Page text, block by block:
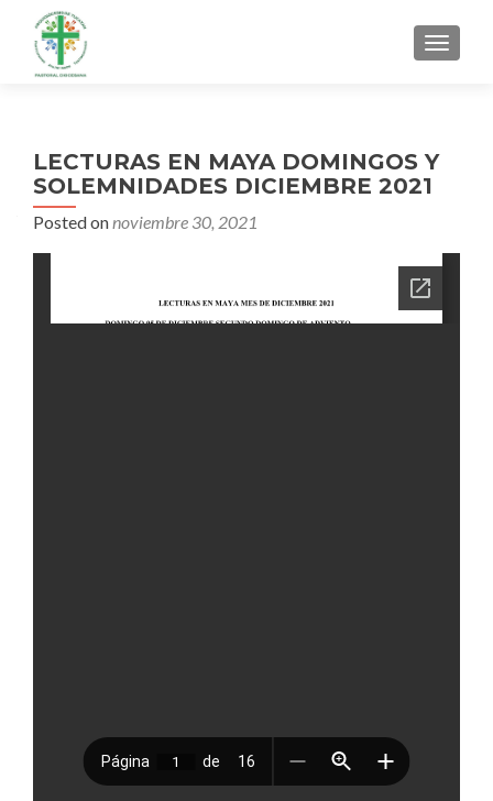
MENU
LECTURAS EN MAYA DOMINGOS Y
SOLEMNIDADES DICIEMBRE 2021
Posted onnoviembre 30, 2021